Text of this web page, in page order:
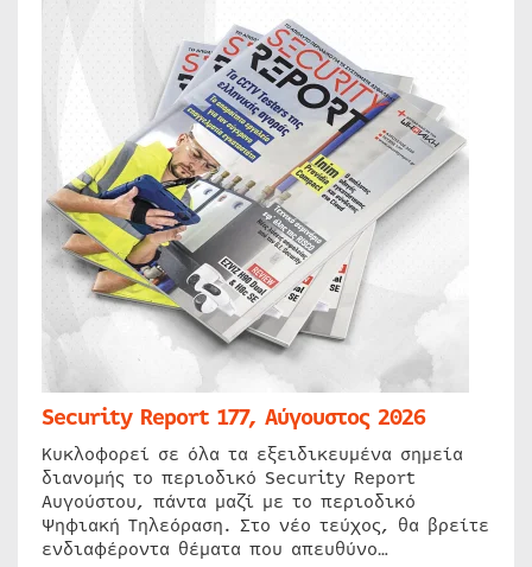
Security Report 177, Αύγουστος 2026
Κυκλοφορεί σε όλα τα εξειδικευμένα σημεία
διανομής το περιοδικό Security Report
Αυγούστου, πάντα μαζί με το περιοδικό
Ψηφιακή Τηλεόραση. Στο νέο τεύχος, θα βρείτε
ενδιαφέροντα θέματα που απευθύνο…